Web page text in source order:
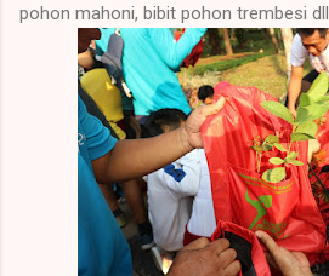
pohon mahoni, bibit pohon trembesi dll.